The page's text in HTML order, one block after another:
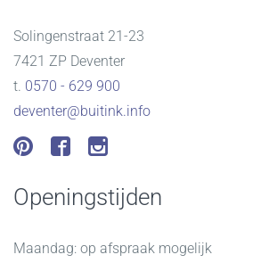
Solingenstraat 21-23
7421 ZP Deventer
t. 0570 - 629 900
deventer@buitink.info
Openingstijden
Maandag: op afspraak mogelijk